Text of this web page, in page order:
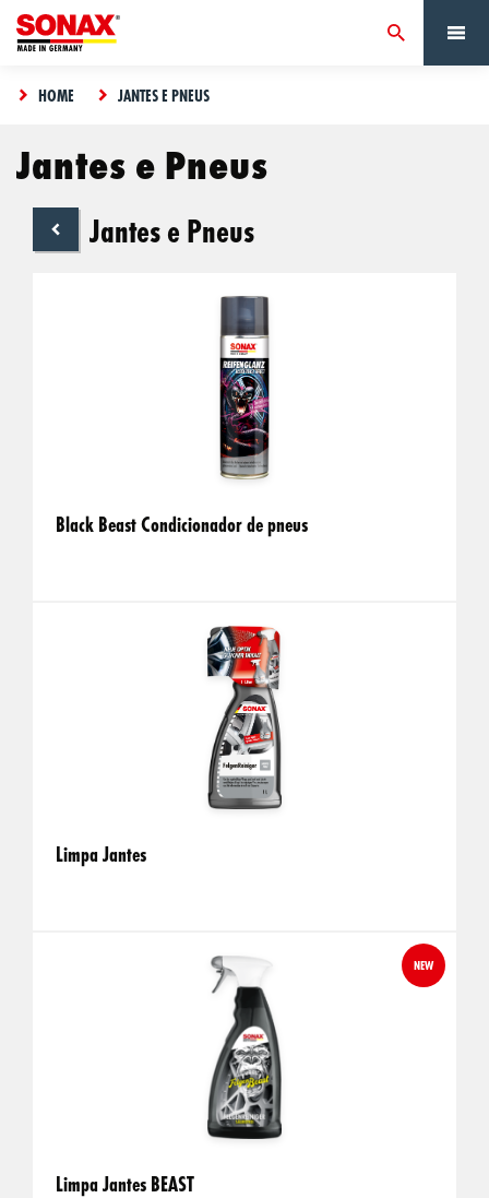
HOME JANTES E PNEUS
Jantes e Pneus
Jantes e Pneus
Black Beast Condicionador de pneus
Limpa Jantes
NEW
Limpa Jantes BEAST